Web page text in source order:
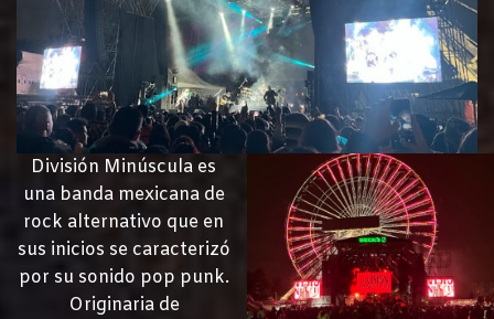
División Minúscula es
una banda mexicana de
rock alternativo que en
sus inicios se caracterizó
por su sonido pop punk.​
Originaria de